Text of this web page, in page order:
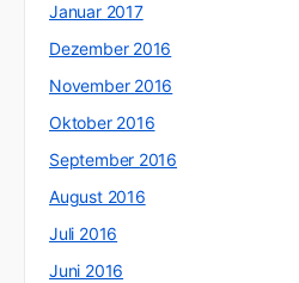
Januar 2017
Dezember 2016
November 2016
Oktober 2016
September 2016
August 2016
Juli 2016
Juni 2016